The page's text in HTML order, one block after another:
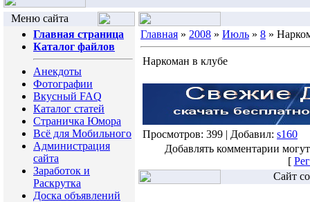
Меню сайта
Главная страница
Каталог файлов
Анекдоты
Фотографии
Вкусный FAQ
Каталог статей
Страничка Юмора
Всё для Мобильного
Администрация
сайта
Заработок и
Раскрутка
Доска объявлений
Главная » 2008 » Июль » 8 »
Наркоман в клубе
Просмотров: 399 | Добавил: s160
Добавлять комментарии
[
Сайт